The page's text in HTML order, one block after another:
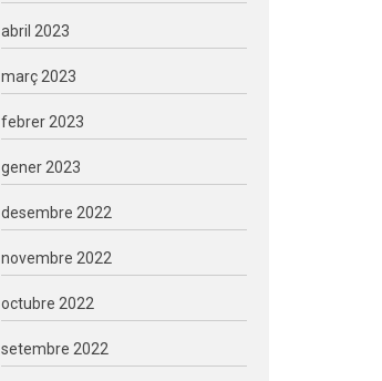
abril 2023
març 2023
febrer 2023
gener 2023
desembre 2022
novembre 2022
octubre 2022
setembre 2022